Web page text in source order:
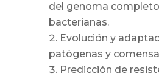
del genoma
bacterianas.
Evolución y
patógenas y
Predicción de